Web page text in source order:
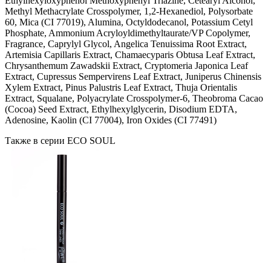
Methyl Methacrylate Crosspolymer, 1,2-Hexanediol, Polysorbate
60, Mica (CI 77019), Alumina, Octyldodecanol, Potassium Cetyl
Phosphate, Ammonium Acryloyldimethyltaurate/VP Copolymer,
Fragrance, Caprylyl Glycol, Angelica Tenuissima Root Extract,
Artemisia Capillaris Extract, Chamaecyparis Obtusa Leaf Extract,
Chrysanthemum Zawadskii Extract, Cryptomeria Japonica Leaf
Extract, Cupressus Sempervirens Leaf Extract, Juniperus Chinensis
Xylem Extract, Pinus Palustris Leaf Extract, Thuja Orientalis
Extract, Squalane, Polyacrylate Crosspolymer-6, Theobroma Cacao
(Cocoa) Seed Extract, Ethylhexylglycerin, Disodium EDTA,
Adenosine, Kaolin (CI 77004), Iron Oxides (CI 77491)
Также в серии ECO SOUL